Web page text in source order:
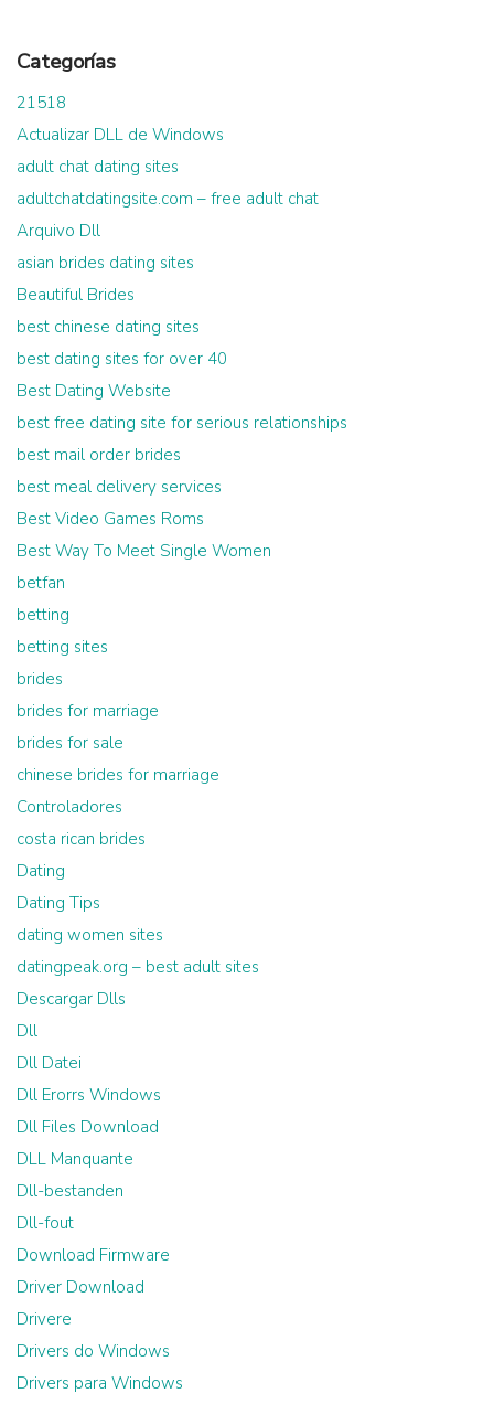
Categorías
21518
Actualizar DLL de Windows
adult chat dating sites
adultchatdatingsite.com – free adult chat
Arquivo Dll
asian brides dating sites
Beautiful Brides
best chinese dating sites
best dating sites for over 40
Best Dating Website
best free dating site for serious relationships
best mail order brides
best meal delivery services
Best Video Games Roms
Best Way To Meet Single Women
betfan
betting
betting sites
brides
brides for marriage
brides for sale
chinese brides for marriage
Controladores
costa rican brides
Dating
Dating Tips
dating women sites
datingpeak.org – best adult sites
Descargar Dlls
Dll
Dll Datei
Dll Erorrs Windows
Dll Files Download
DLL Manquante
Dll-bestanden
Dll-fout
Download Firmware
Driver Download
Drivere
Drivers do Windows
Drivers para Windows